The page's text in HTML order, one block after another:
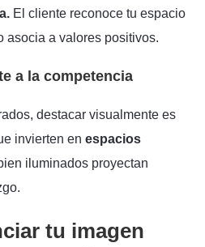
El cliente reconoce tu espacio
asocia a valores positivos.
a la competencia
destacar visualmente es
invierten en espacios
iluminados proyectan
tu imagen